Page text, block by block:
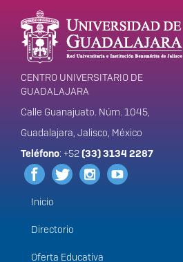
Información del
portal
CENTRO UNIVERSITARIO DE
GUADALAJARA
Calle Guanajuato. Núm. 1045,
Guadalajara, Jalisco, México
Teléfono: +52(33) 3134 2287
Menú
principal
Inicio
Directorio
Oferta Educativa